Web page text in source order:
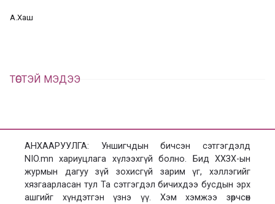
А.Хаш
ТӨСТЭЙ МЭДЭЭ
АНХААРУУЛГА: Уншигчдын бичсэн сэтгэгдэлд
NIO.mn хариуцлага хүлээхгүй болно. Бид ХХЗХ-ын
журмын дагуу зүй зохисгүй зарим үг, хэллэгийг
хязгаарласан тул Та сэтгэгдэл бичихдээ бусдын эрх
ашгийг хүндэтгэн үзнэ үү. Хэм хэмжээ зөрчсөн